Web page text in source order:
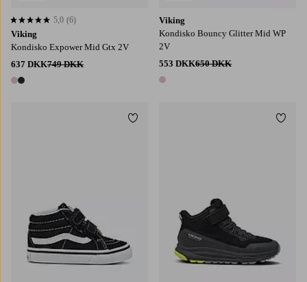
Viking
Kondisko Expower Mid Gtx 2V
637 DKK749 DKK
2 farver
5,0 baseret på 6 bedømmelser
5,0 (6)
Viking
Kondisko Bouncy Glitter Mid WP
2V
553 DKK650 DKK
1 farve
Tilføj til favoritter